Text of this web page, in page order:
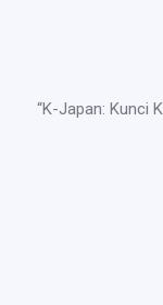
“K-Japan: Kunci